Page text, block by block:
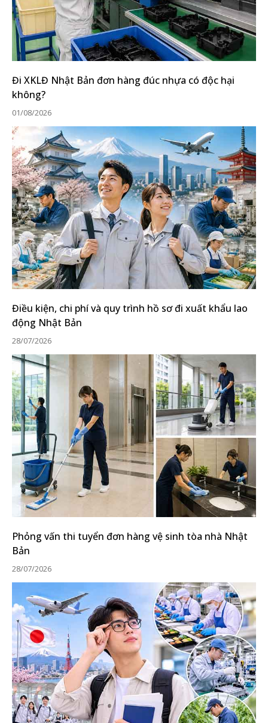
Đi XKLĐ Nhật Bản đơn hàng đúc nhựa có độc hại
không?
01/08/2026
Điều kiện, chi phí và quy trình hồ sơ đi xuất khẩu lao
động Nhật Bản
28/07/2026
Phỏng vấn thi tuyển đơn hàng vệ sinh tòa nhà Nhật
Bản
28/07/2026